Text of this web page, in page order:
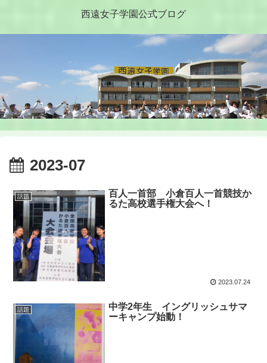
西遠女子学園公式ブログ
2023-07
話題
百人一首部 小倉百人一首競技か
るた高校選手権大会へ！
2023.07.24
話題
中学2年生 イングリッシュサマ
ーキャンプ始動！